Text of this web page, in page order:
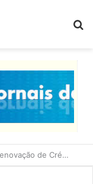
Lucas Ribeiro inspeciona obras da última etapa do Centro de Convenções